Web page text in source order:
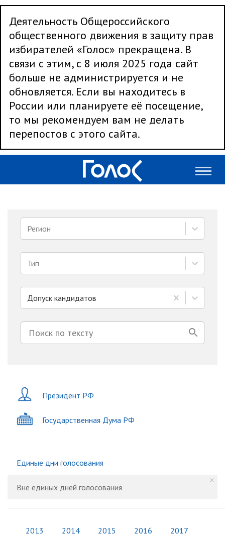
Деятельность Общероссийского
общественного движения в защиту прав
избирателей «Голос» прекращена. В
связи с этим, с 8 июля 2025 года сайт
больше не администрируется и не
обновляется. Если вы находитесь в
России или планируете её посещение,
то мы рекомендуем вам не делать
перепостов с этого сайта.
Регион
Тип
Допуск кандидатов
Президент РФ
Государственная Дума РФ
Единые дни голосования
Вне единых дней голосования
2013 2014 2015 2016 2017